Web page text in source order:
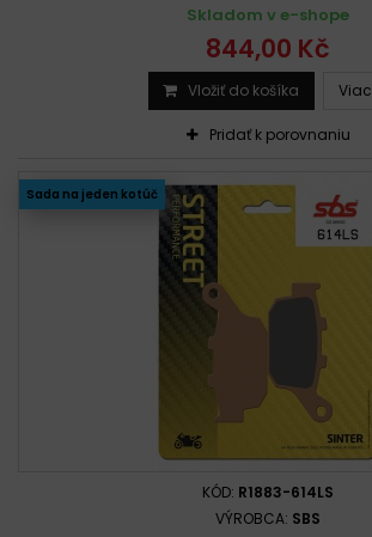
Skladom v e-shope
844,00 Kč
Vložiť do košíka Viac
Pridať k porovnaniu
Sada na jeden kotúč
KÓD: R1883-614LS
VÝROBCA: SBS